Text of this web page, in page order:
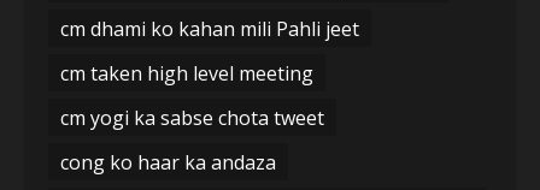
cm dhami ko kahan mili Pahli jeet
cm taken high level meeting
cm yogi ka sabse chota tweet
cong ko haar ka andaza